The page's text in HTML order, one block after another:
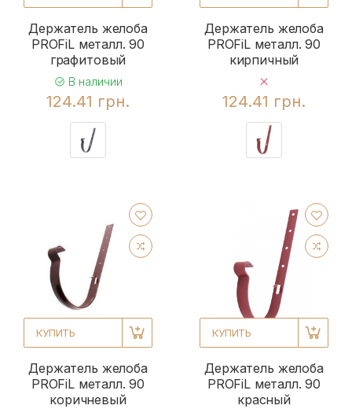
Держатель желоба
PROFiL металл. 90
графитовый
В наличии
124.41 грн.
Держатель желоба
PROFiL металл. 90
кирпичный
124.41 грн.
КУПИТЬ
Держатель желоба
PROFiL металл. 90
коричневый
КУПИТЬ
Держатель желоба
PROFiL металл. 90
красный